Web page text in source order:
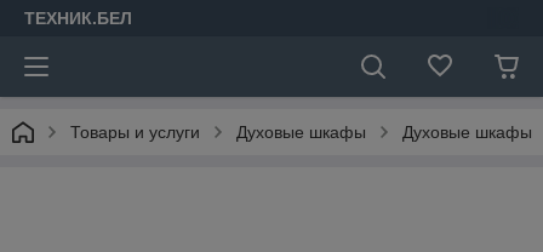
ТЕХНИК.БЕЛ
Товары и услуги Духовые шкафы Духовые шкафы